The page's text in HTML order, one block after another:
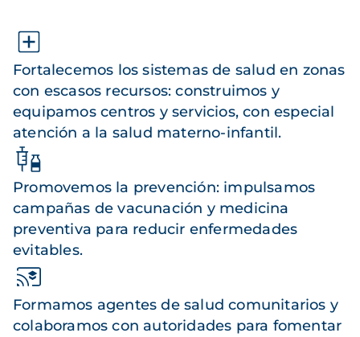
Fortalecemos los sistemas de salud en zonas
con escasos recursos: construimos y
equipamos centros y servicios, con especial
atención a la salud materno-infantil.
Promovemos la prevención: impulsamos
campañas de vacunación y medicina
preventiva para reducir enfermedades
evitables.
Formamos agentes de salud comunitarios y
colaboramos con autoridades para fomentar